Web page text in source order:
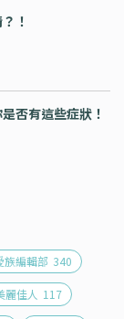
！
否有這些症狀！
族編輯部 340
麗佳人 117